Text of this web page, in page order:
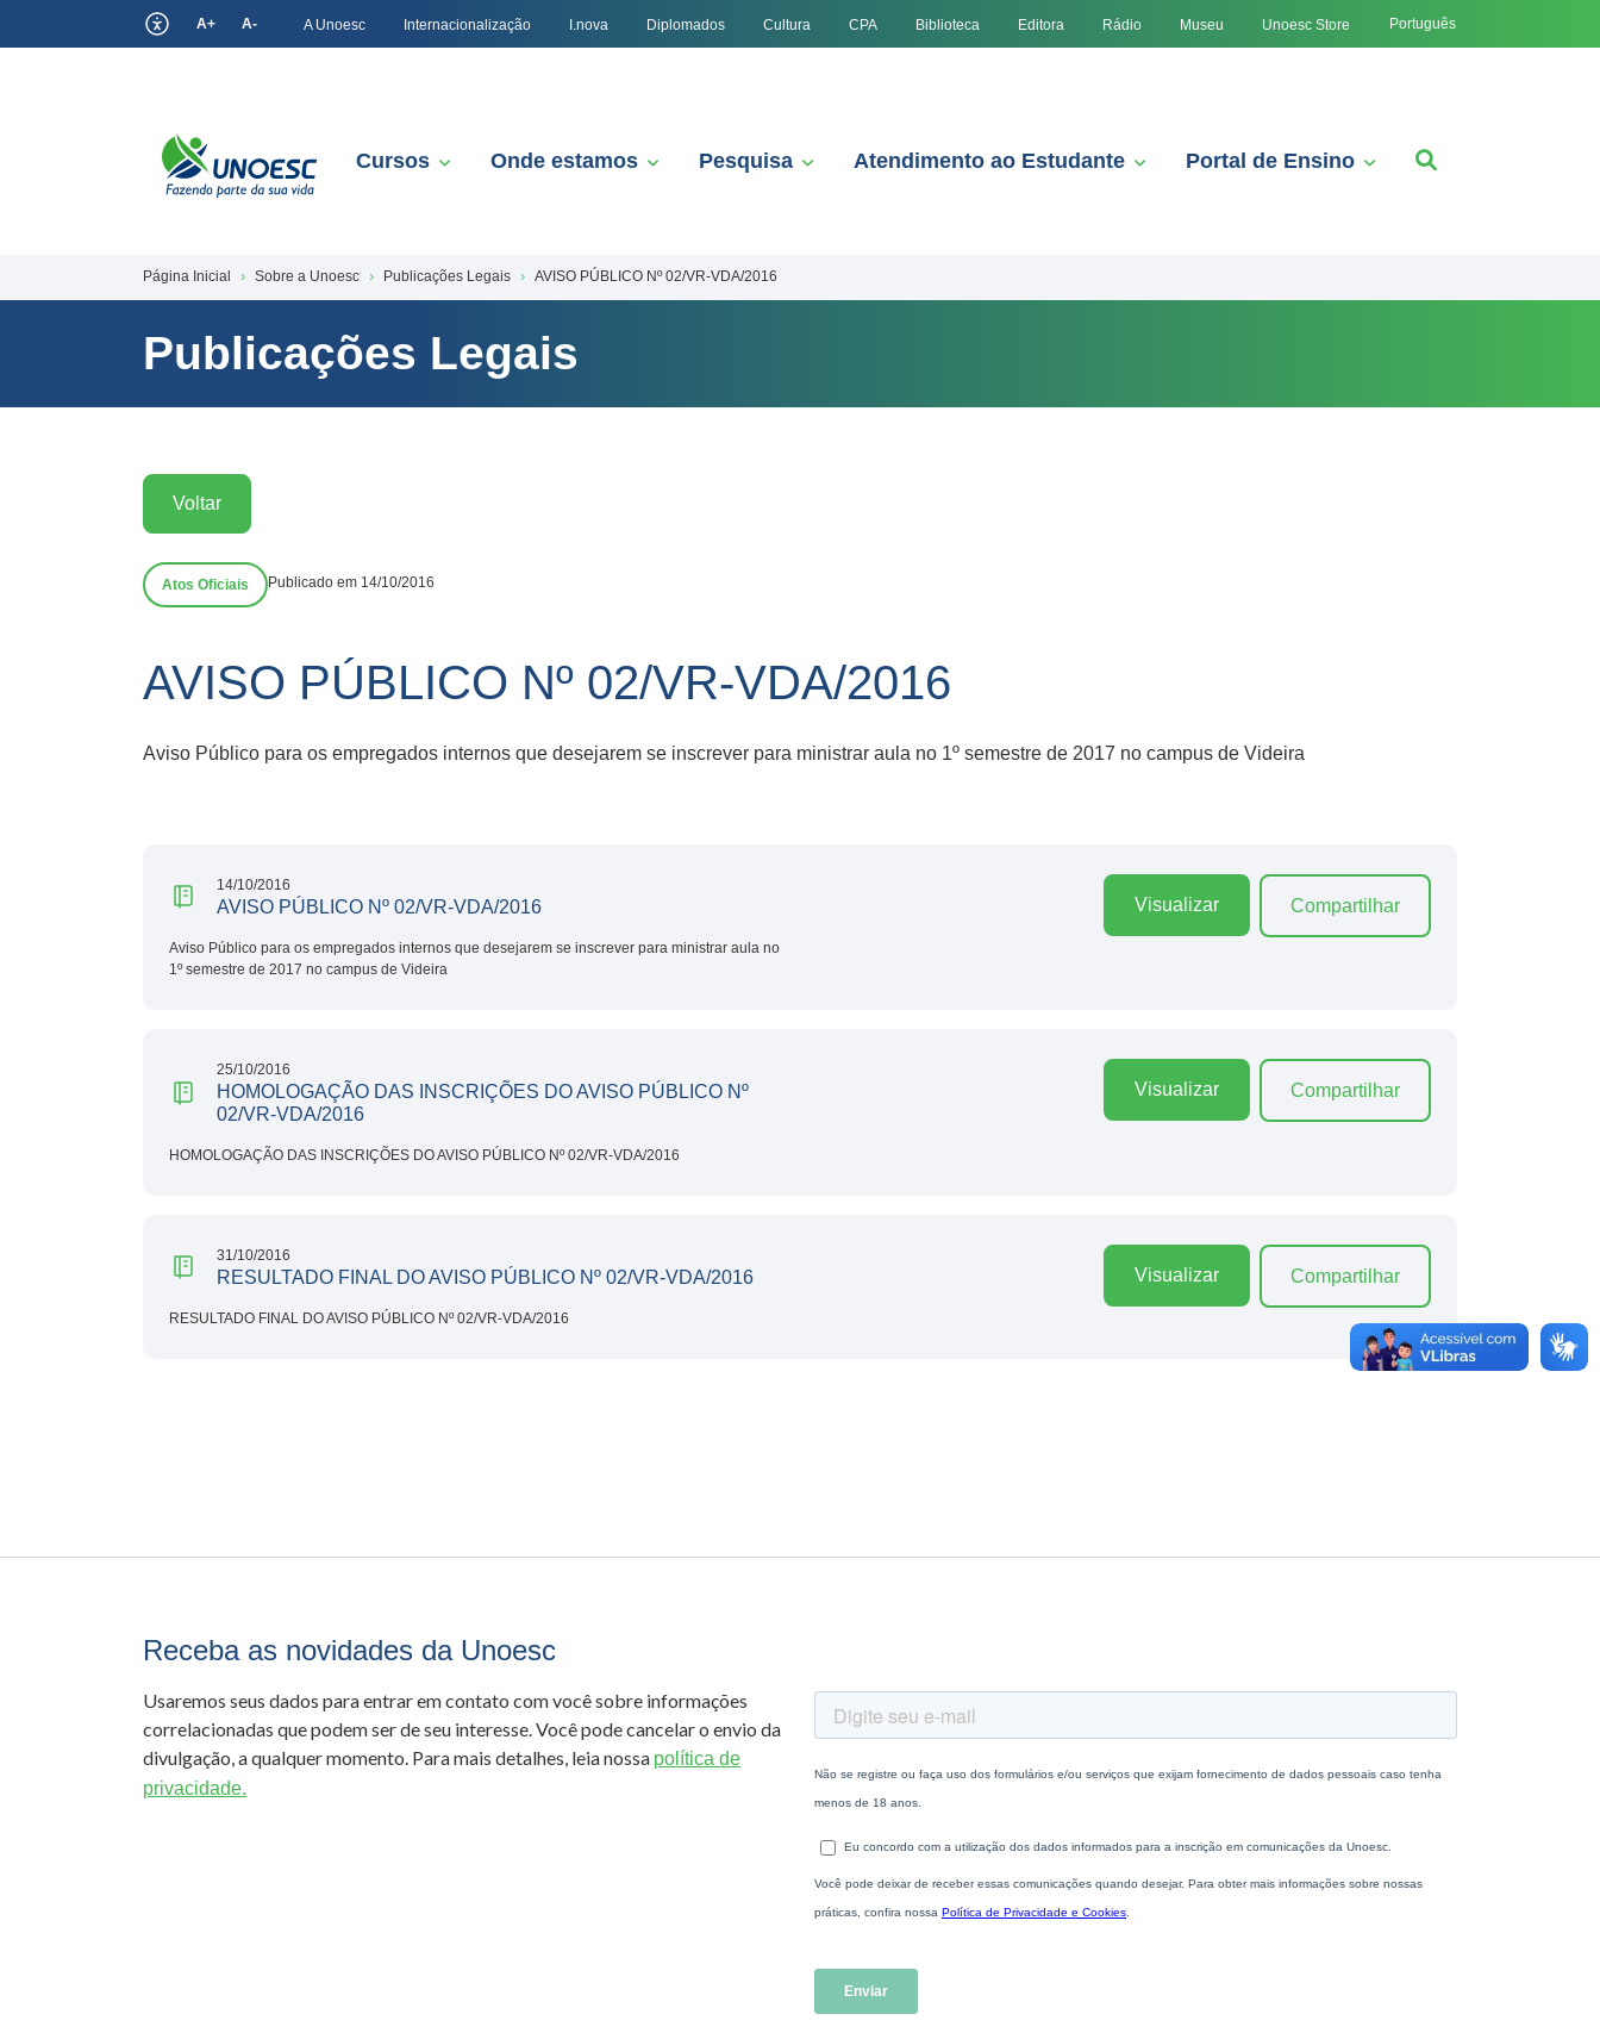
A+ A- A Unoesc Internacionalização I.nova Diplomados Cultura CPA Biblioteca Editora Rádio Museu Unoesc Store Português
Cursos Onde estamos Pesquisa Atendimento ao Estudante Portal de Ensino
Página Inicial Sobre a Unoesc Publicações Legais AVISO PÚBLICO Nº 02/VR-VDA/2016
Publicações Legais
Voltar
Atos Oficiais Publicado em 14/10/2016
AVISO PÚBLICO Nº 02/VR-VDA/2016
Aviso Público para os empregados internos que desejarem se inscrever para ministrar aula no 1º semestre de 2017 no campus de Videira
14/10/2016
AVISO PÚBLICO Nº 02/VR-VDA/2016
Aviso Público para os empregados internos que desejarem se inscrever para ministrar aula no
1º semestre de 2017 no campus de Videira
Visualizar Compartilhar
25/10/2016
HOMOLOGAÇÃO DAS INSCRIÇÕES DO AVISO PÚBLICO Nº
02/VR-VDA/2016
HOMOLOGAÇÃO DAS INSCRIÇÕES DO AVISO PÚBLICO Nº 02/VR-VDA/2016
Visualizar Compartilhar
31/10/2016
RESULTADO FINAL DO AVISO PÚBLICO Nº 02/VR-VDA/2016
RESULTADO FINAL DO AVISO PÚBLICO Nº 02/VR-VDA/2016
Visualizar Compartilhar
Receba as novidades da Unoesc
Usaremos seus dados para entrar em contato com você sobre informações
correlacionadas que podem ser de seu interesse. Você pode cancelar o envio da
divulgação, a qualquer momento. Para mais detalhes, leia nossa política de
privacidade.